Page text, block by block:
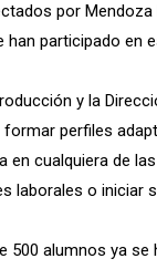
por
participado
y la
perfiles
cualquiera de
laborales o iniciar
alumnos ya